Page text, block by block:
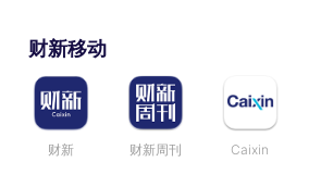
财新移动
财新 财新周刊 Caixin